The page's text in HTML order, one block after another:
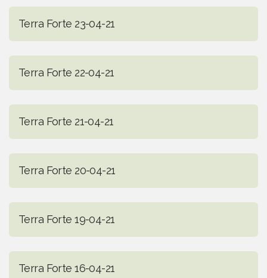
Terra Forte 23-04-21
Terra Forte 22-04-21
Terra Forte 21-04-21
Terra Forte 20-04-21
Terra Forte 19-04-21
Terra Forte 16-04-21